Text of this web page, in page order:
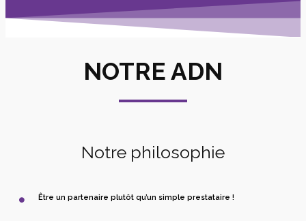
NOTRE ADN
Notre philosophie
Être un partenaire plutôt qu’un simple prestataire !